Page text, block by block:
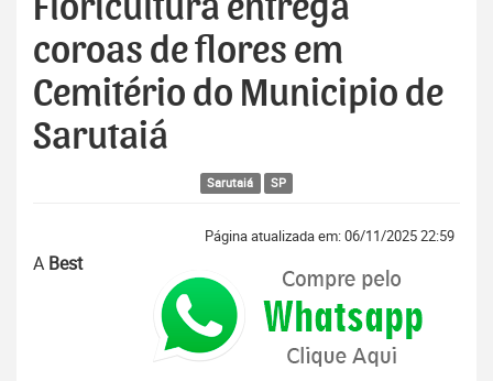
Floricultura entrega
coroas de flores em
Cemitério do Municipio de
Sarutaiá
Sarutaiá SP
Página atualizada em: 06/11/2025 22:59
A Best